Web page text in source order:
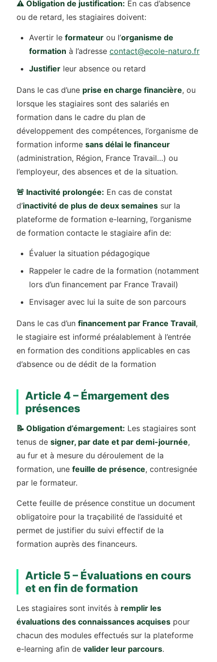
⚠️ Obligation de justification: En cas d’absence
ou de retard, les stagiaires doivent:
Avertir le formateur ou l’organisme de
formation à l’adresse contact@ecole-naturo.fr
Justifier leur absence ou retard
Dans le cas d’une prise en charge financière, ou
lorsque les stagiaires sont des salariés en
formation dans le cadre du plan de
développement des compétences, l’organisme de
formation informe sans délai le financeur
(administration, Région, France Travail…) ou
l’employeur, des absences et de la situation.
🚨 Inactivité prolongée: En cas de constat
d’inactivité de plus de deux semaines sur la
plateforme de formation e-learning, l’organisme
de formation contacte le stagiaire afin de:
Évaluer la situation pédagogique
Rappeler le cadre de la formation (notamment
lors d’un financement par France Travail)
Envisager avec lui la suite de son parcours
Dans le cas d’un financement par France Travail,
le stagiaire est informé préalablement à l’entrée
en formation des conditions applicables en cas
d’absence ou de dédit de la formation
Article 4 – Émargement des
présences
📝 Obligation d’émargement: Les stagiaires sont
tenus de signer, par date et par demi-journée,
au fur et à mesure du déroulement de la
formation, une feuille de présence, contresignée
par le formateur.
Cette feuille de présence constitue un document
obligatoire pour la traçabilité de l’assiduité et
permet de justifier du suivi effectif de la
formation auprès des financeurs.
Article 5 – Évaluations en cours
et en fin de formation
Les stagiaires sont invités à remplir les
évaluations des connaissances acquises pour
chacun des modules effectués sur la plateforme
e-learning afin de valider leur parcours.